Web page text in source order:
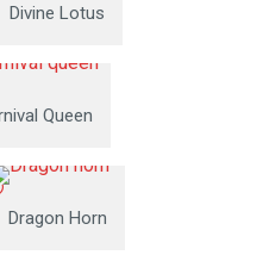
Divine Lotus
Queen
Dragon Horn